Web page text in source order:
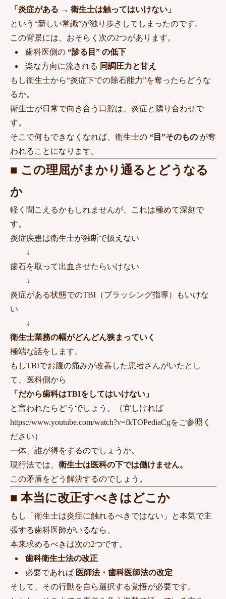
「炎症がある → 衛生士は触ってはいけない」
という“新しい常識”が独り歩きしてしまったのです。
この背景には、おそらく次の2つがあります。
歯科医側の “診る目” の低下
楽な方向に流される 同調圧力と甘え
もし衛生士から“炎症下での除石能力”を奪ったらどうな
るか。
衛生士が日常で向き合う口腔は、炎症と隣り合わせで
す。
そこで何もできなくなれば、衛生士の “目”そのもの が奪
われることになります。
■ この理屈がまかり通るとどうなる
か
軽く聞こえるかもしれませんが、これは極めて深刻で
す。
炎症疾患は衛生士が独断で扱えない
↓
歯石を取って出血させたらいけない
↓
炎症がある状態でのTBI（ブラッシング指導）もいけな
い
↓
衛生士業務の幅がどんどん狭まっていく
極端な話をします。
もしTBIでお腹の痛みが改善した患者さんがいたとし
て、医科側から
「だから歯科はTBIをしてはいけない」
と言われたらどうでしょう。（宜しければ
https://www.youtube.com/watch?v=fkTOPediaCgをご参照く
ださい）
一体、誰が得をするのでしょうか。
現行法では、 衛生士は医科の下では働けません。
この矛盾をどう解決するのでしょう。
■ 本当に改正すべきはどこか
もし「衛生士は炎症に触れるべきではない」と本気で主
張する歯科医師がいるなら、
本来求めるべきは次の2つです。
歯科衛生士法の改正
必要であれば 医師法・歯科医師法の改定
そして、その行動を自ら選択する覚悟が必要です。